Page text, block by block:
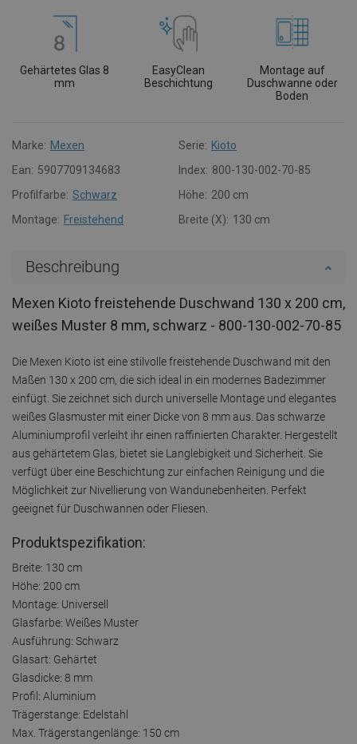
Gehärtetes Glas 8
mm
EasyClean
Beschichtung
Montage auf
Duschwanne oder
Boden
Marke: Mexen Serie: Kioto
Ean: 5907709134683 Index: 800-130-002-70-85
Profilfarbe: Schwarz Höhe: 200 cm
Montage: Freistehend Breite (X): 130 cm
Beschreibung
Mexen Kioto freistehende Duschwand 130 x 200 cm,
weißes Muster 8 mm, schwarz - 800-130-002-70-85
Die Mexen Kioto ist eine stilvolle freistehende Duschwand mit den
Maßen 130 x 200 cm, die sich ideal in ein modernes Badezimmer
einfügt. Sie zeichnet sich durch universelle Montage und elegantes
weißes Glasmuster mit einer Dicke von 8 mm aus. Das schwarze
Aluminiumprofil verleiht ihr einen raffinierten Charakter. Hergestellt
aus gehärtetem Glas, bietet sie Langlebigkeit und Sicherheit. Sie
verfügt über eine Beschichtung zur einfachen Reinigung und die
Möglichkeit zur Nivellierung von Wandunebenheiten. Perfekt
geeignet für Duschwannen oder Fliesen.
Produktspezifikation:
Breite: 130 cm
Höhe: 200 cm
Montage: Universell
Glasfarbe: Weißes Muster
Ausführung: Schwarz
Glasart: Gehärtet
Glasdicke: 8 mm
Profil: Aluminium
Trägerstange: Edelstahl
Max. Trägerstangenlänge: 150 cm